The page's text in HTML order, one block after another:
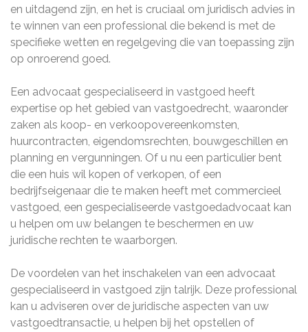
en uitdagend zijn, en het is cruciaal om juridisch advies in
te winnen van een professional die bekend is met de
specifieke wetten en regelgeving die van toepassing zijn
op onroerend goed.
Een advocaat gespecialiseerd in vastgoed heeft
expertise op het gebied van vastgoedrecht, waaronder
zaken als koop- en verkoopovereenkomsten,
huurcontracten, eigendomsrechten, bouwgeschillen en
planning en vergunningen. Of u nu een particulier bent
die een huis wil kopen of verkopen, of een
bedrijfseigenaar die te maken heeft met commercieel
vastgoed, een gespecialiseerde vastgoedadvocaat kan
u helpen om uw belangen te beschermen en uw
juridische rechten te waarborgen.
De voordelen van het inschakelen van een advocaat
gespecialiseerd in vastgoed zijn talrijk. Deze professional
kan u adviseren over de juridische aspecten van uw
vastgoedtransactie, u helpen bij het opstellen of